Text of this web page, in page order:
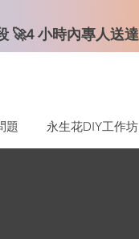
🚀4 小時內專人送達
題 永生花DIY工作坊